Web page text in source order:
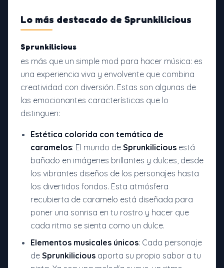
Lo más destacado de Sprunkilicious
Sprunkilicious
es más que un simple mod para hacer música: es
una experiencia viva y envolvente que combina
creatividad con diversión. Estas son algunas de
las emocionantes características que lo
distinguen:
Estética colorida con temática de
caramelos: El mundo de Sprunkilicious está
bañado en imágenes brillantes y dulces, desde
los vibrantes diseños de los personajes hasta
los divertidos fondos. Esta atmósfera
recubierta de caramelo está diseñada para
poner una sonrisa en tu rostro y hacer que
cada ritmo se sienta como un dulce.
Elementos musicales únicos: Cada personaje
de Sprunkilicious aporta su propio sabor a tu